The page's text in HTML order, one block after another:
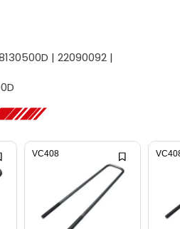
| 22090092 |
VC408